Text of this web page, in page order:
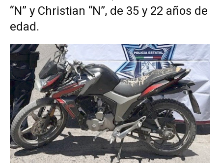
“N” y Christian “N”, de 35 y 22 años de
edad.